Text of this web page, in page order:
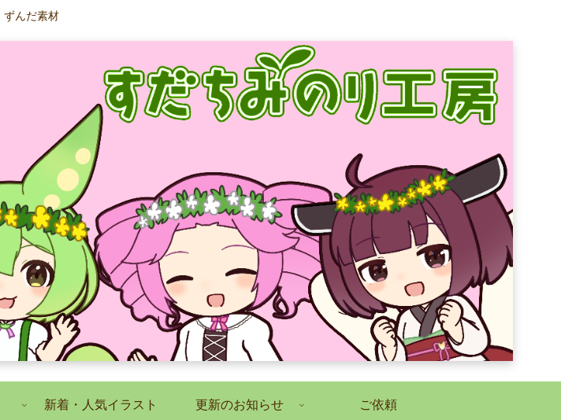
ずんだ素材
新着・人気イラスト 更新のお知らせ ご依頼